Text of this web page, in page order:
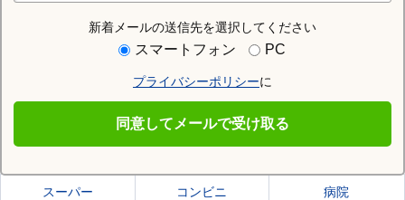
新着メールの送信先を選択してください
スマートフォン PC
プライバシーポリシーに
同意してメールで受け取る
住む街研究所で旭川市の情報を見る
旭川市の施設一覧
スーパー コンビニ 病院